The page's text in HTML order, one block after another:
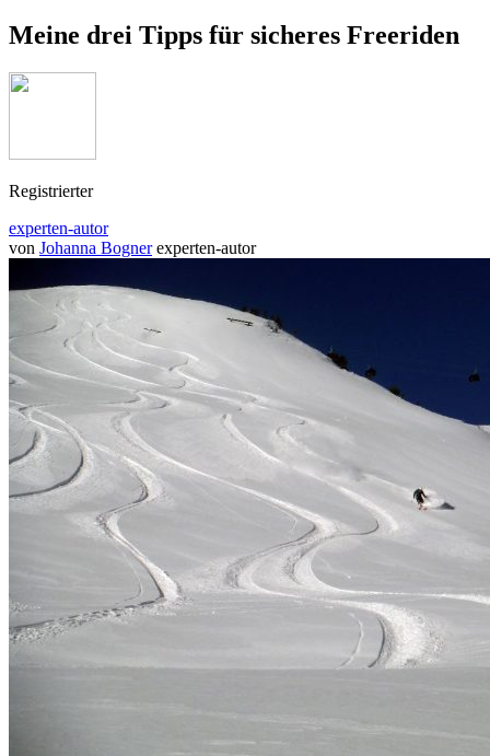
Meine drei Tipps für sicheres Freeriden
Registrierter
experten-autor
von Johanna Bogner experten-autor